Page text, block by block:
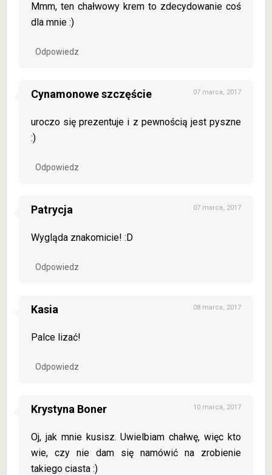
Mmm, ten chałwowy krem to zdecydowanie coś
dla mnie :)
Odpowiedz
Cynamonowe szczęście 07 marca, 2017
uroczo się prezentuje i z pewnością jest pyszne
:)
Odpowiedz
Patrycja 07 marca, 2017
Wygląda znakomicie! :D
Odpowiedz
Kasia 08 marca, 2017
Palce lizać!
Odpowiedz
Krystyna Boner 10 marca, 2017
Oj, jak mnie kusisz. Uwielbiam chałwę, więc kto
wie, czy nie dam się namówić na zrobienie
takiego ciasta :)